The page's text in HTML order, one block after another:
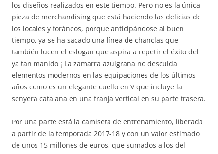
los diseños realizados en este tiempo. Pero no es la única
pieza de merchandising que está haciendo las delicias de
los locales y foráneos, porque anticipándose al buen
tiempo, ya se ha sacado una línea de chanclas que
también lucen el eslogan que aspira a repetir el éxito del
ya tan manido ¡ La zamarra azulgrana no descuida
elementos modernos en las equipaciones de los últimos
años como es un elegante cuello en V que incluye la
senyera catalana en una franja vertical en su parte trasera.
Por una parte está la camiseta de entrenamiento, liberada
a partir de la temporada 2017-18 y con un valor estimado
de unos 15 millones de euros, que sumados a los del